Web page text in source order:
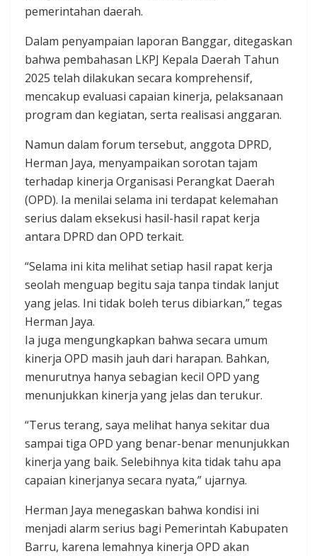
pemerintahan daerah.
Dalam penyampaian laporan Banggar, ditegaskan
bahwa pembahasan LKPJ Kepala Daerah Tahun
2025 telah dilakukan secara komprehensif,
mencakup evaluasi capaian kinerja, pelaksanaan
program dan kegiatan, serta realisasi anggaran.
Namun dalam forum tersebut, anggota DPRD,
Herman Jaya, menyampaikan sorotan tajam
terhadap kinerja Organisasi Perangkat Daerah
(OPD). Ia menilai selama ini terdapat kelemahan
serius dalam eksekusi hasil-hasil rapat kerja
antara DPRD dan OPD terkait.
“Selama ini kita melihat setiap hasil rapat kerja
seolah menguap begitu saja tanpa tindak lanjut
yang jelas. Ini tidak boleh terus dibiarkan,” tegas
Herman Jaya.
Ia juga mengungkapkan bahwa secara umum
kinerja OPD masih jauh dari harapan. Bahkan,
menurutnya hanya sebagian kecil OPD yang
menunjukkan kinerja yang jelas dan terukur.
“Terus terang, saya melihat hanya sekitar dua
sampai tiga OPD yang benar-benar menunjukkan
kinerja yang baik. Selebihnya kita tidak tahu apa
capaian kinerjanya secara nyata,” ujarnya.
Herman Jaya menegaskan bahwa kondisi ini
menjadi alarm serius bagi Pemerintah Kabupaten
Barru, karena lemahnya kinerja OPD akan